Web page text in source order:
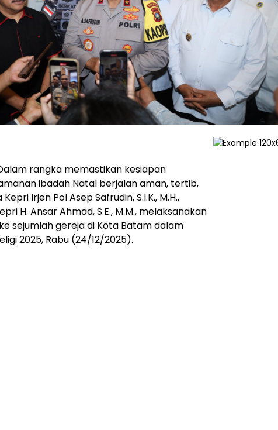
rangka memastikan kesiapan
ibadah Natal berjalan aman, tertib,
Irjen Pol Asep Safrudin, S.I.K., M.H.,
H. Ansar Ahmad, S.E., M.M., melaksanakan
sejumlah gereja di Kota Batam dalam
2025, Rabu (24/12/2025).